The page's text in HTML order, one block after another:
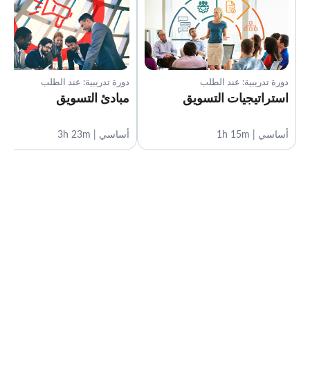
دورة تدريبية: عند الطلب
استراتيجيات التسويق
أساسي | 1h 15m
دورة تدريبية: عند الطلب
مبادئ التسويق
أساسي | 3h 23m